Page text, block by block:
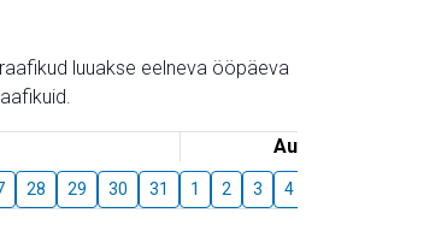
luuakse eelneva ööpäeva
August
28 29 30 31 1 2 3 4